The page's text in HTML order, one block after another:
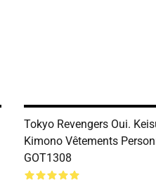
Tokyo Revengers Oui.
Kimono Vêtements
GOT1308